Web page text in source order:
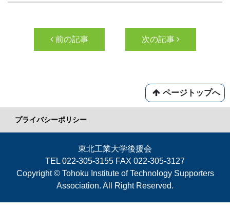
投稿ナビゲーション
前の記事 次の記事
ページトップへ
プライバシーポリシー
東北工業大学後援会
TEL 022-305-3155 FAX 022-305-3127
Copyright © Tohoku Institute of Technology Supporters
Association. All Right Reserved.